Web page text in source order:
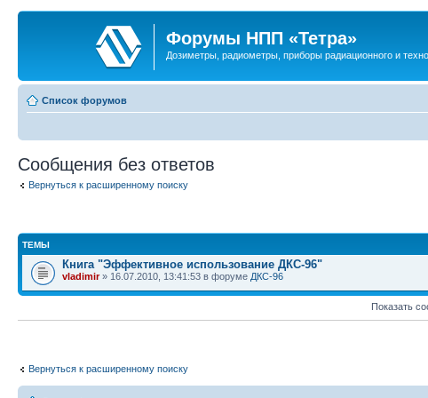
Форумы НПП «Тетра»
Дозиметры, радиометры, приборы радиационного и
Список форумов
Сообщения без ответов
Вернуться к расширенному поиску
ТЕМЫ
Книга "Эффективное использование ДКС-96"
vladimir» 16.07.2010, 13:41:53 в форуме ДКС-96
Показать
Вернуться к расширенному поиску